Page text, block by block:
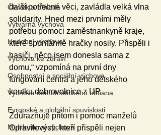
Člověk a příroda
Výtvarná výchova
Hudební výchova
Výchova ke zdraví
Osobnostní a sociální výchova
Výchova demokratického občana
Evropské a globální souvislosti
Multikulturní výchova
další potřebné věci, zavládla velká vlna
solidarity. Hned mezi prvními měly
potřebu pomoci zaměstnankyně kraje,
které spontánně hračky nosily. Přispěli i
hasiči, něco jsem donesla sama z
domu,“ vzpomíná na první dny
fungování centra a jeho dětského
koutku dobrovolnice z UP.
Zdůrazňuje přitom i pomoc manželů
Opravilových, kteří přispěli nejen